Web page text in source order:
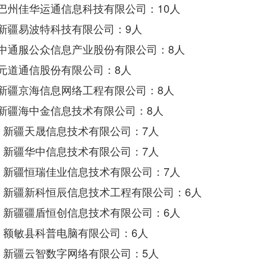
州佳华运通信息科技有限公司： 10人
疆易波特科技有限公司： 9人
通服公众信息产业股份有限公司： 8人
道通信股份有限公司： 8人
疆京海信息网络工程有限公司： 8人
疆海中金信息技术有限公司： 8人
新疆天晟信息技术有限公司： 7人
新疆华中信息技术有限公司： 7人
新疆恒瑞佳业信息技术有限公司： 7人
新疆新科恒辰信息技术工程有限公司： 6人
新疆疆盾恒创信息技术有限公司： 6人
额敏县科普电脑有限公司： 6人
新疆云智数字网络有限公司： 5人